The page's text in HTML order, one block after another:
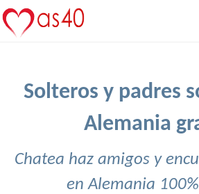
Solteros y padres
Alemania
Chatea haz amigos y
en Alemania